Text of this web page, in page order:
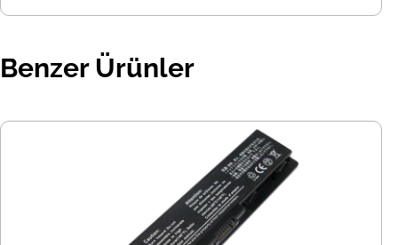
Benzer Ürünler